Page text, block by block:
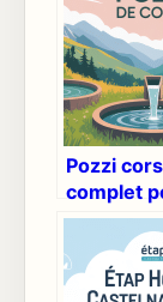
Pozzi
complet
découvrir
trésors